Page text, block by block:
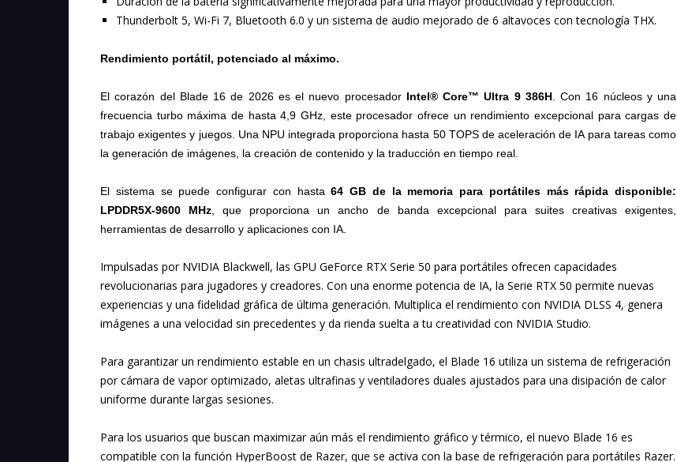
Thunderbolt 5, Wi-Fi 7, Bluetooth 6.0 y un sistema de audio mejorado de 6 altavoces con tecnología THX.
Rendimiento portátil, potenciado al máximo.
El corazón del Blade 16 de 2026 es el nuevo procesador Intel® Core™ Ultra 9 386H. Con 16 núcleos y una
frecuencia turbo máxima de hasta 4,9 GHz, este procesador ofrece un rendimiento excepcional para cargas de
trabajo exigentes y juegos. Una NPU integrada proporciona hasta 50 TOPS de aceleración de IA para tareas como
la generación de imágenes, la creación de contenido y la traducción en tiempo real.
El sistema se puede configurar con hasta64 GB de la memoria para portátiles más rápida disponible:
LPDDR5X-9600 MHz , que proporciona un ancho de banda excepcional para suites creativas exigentes,
herramientas de desarrollo y aplicaciones con IA.
Impulsadas por NVIDIA Blackwell, las GPU GeForce RTX Serie 50 para portátiles ofrecen capacidades
revolucionarias para jugadores y creadores. Con una enorme potencia de IA, la Serie RTX 50 permite nuevas
experiencias y una fidelidad gráfica de última generación. Multiplica el rendimiento con NVIDIA DLSS 4, genera
imágenes a una velocidad sin precedentes y da rienda suelta a tu creatividad con NVIDIA Studio.
Para garantizar un rendimiento estable en un chasis ultradelgado, el Blade 16 utiliza un sistema de refrigeración
por cámara de vapor optimizado, aletas ultrafinas y ventiladores duales ajustados para una disipación de calor
uniforme durante largas sesiones.
Para los usuarios que buscan maximizar aún más el rendimiento gráfico y térmico, el nuevo Blade 16 es
compatible con la función HyperBoost de Razer, que se activa con la base de refrigeración para portátiles Razer.